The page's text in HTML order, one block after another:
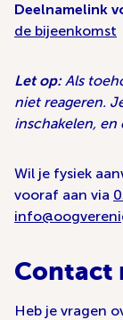
Deelnamelink
de bijeenkomst
Let op:Als
niet reageren.
inschakelen,
Wil je fysiek
vooraf aan via
Contact
Heb je vragen